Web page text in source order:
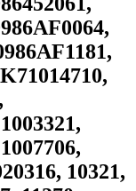
10321,